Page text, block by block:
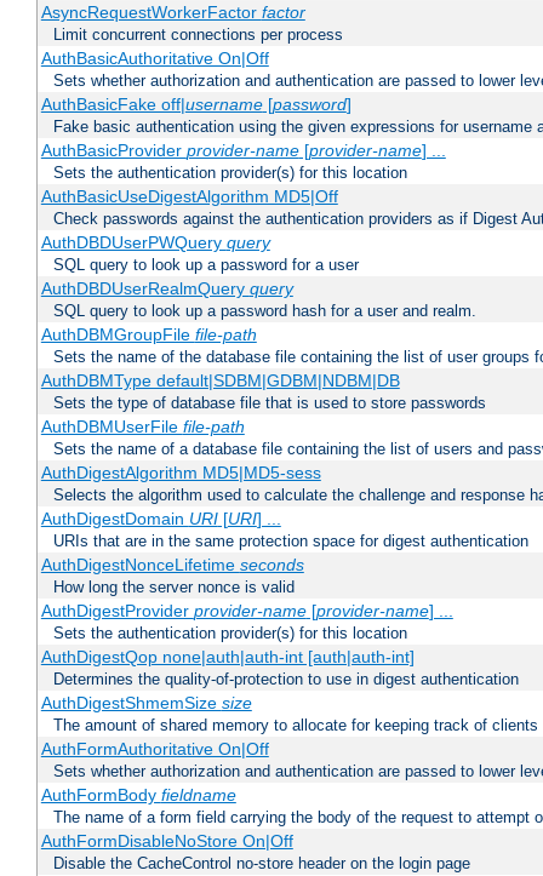
AsyncRequestWorkerFactor factor
Limit concurrent connections per process
AuthBasicAuthoritative On|Off
Sets whether authorization and authentication are passed to lower
AuthBasicFake off|username[password]
Fake basic authentication using the given expressions for username
AuthBasicProvider provider-name[provider-name] ...
Sets the authentication provider(s) for this location
AuthBasicUseDigestAlgorithm MD5|Off
Check passwords against the authentication providers as if Digest
AuthDBDUserPWQuery query
SQL query to look up a password for a user
AuthDBDUserRealmQuery query
SQL query to look up a password hash for a user and realm.
AuthDBMGroupFile file-path
Sets the name of the database file containing the list of user groups
AuthDBMType default|SDBM|GDBM|NDBM|DB
Sets the type of database file that is used to store passwords
AuthDBMUserFile file-path
Sets the name of a database file containing the list of users and
AuthDigestAlgorithm MD5|MD5-sess
Selects the algorithm used to calculate the challenge and response
AuthDigestDomain URI[URI] ...
URIs that are in the same protection space for digest authentication
AuthDigestNonceLifetime seconds
How long the server nonce is valid
AuthDigestProvider provider-name[provider-name] ...
Sets the authentication provider(s) for this location
AuthDigestQop none|auth|auth-int [auth|auth-int]
Determines the quality-of-protection to use in digest authentication
AuthDigestShmemSize size
The amount of shared memory to allocate for keeping track of clients
AuthFormAuthoritative On|Off
Sets whether authorization and authentication are passed to lower
AuthFormBody fieldname
The name of a form field carrying the body of the request to attempt
AuthFormDisableNoStore On|Off
Disable the CacheControl no-store header on the login page